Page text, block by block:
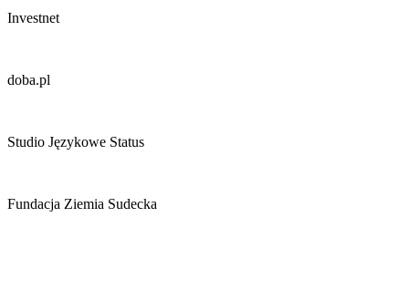
Investnet
doba.pl
Studio Językowe Status
Fundacja Ziemia Sudecka